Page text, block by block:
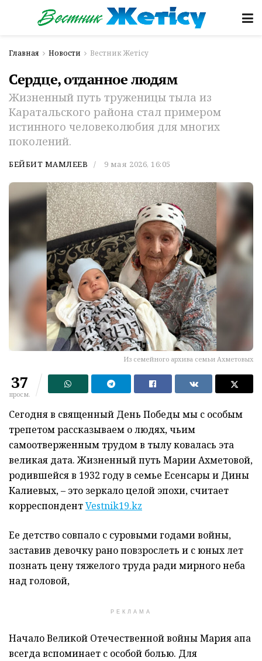
Главная Новости Вестник Жетісу
Сердце, отданное людям
Жизненный путь труженицы тыла из
Каратальского района стал примером
истинного человеколюбия для многих
поколений.
БЕЙБИТ МАМЛЕЕВ 9 мая 2026, 16:05
Из семейного архива семьи Ахметовых
37
просм.
Сегодня в священный День Победы мы с особым
трепетом рассказываем о людях, чьим
самоотверженным трудом в тылу ковалась эта
великая дата. Жизненный путь Марии Ахметовой,
родившейся в 1932 году в семье Есенсары и Дины
Калиевых, – это зеркало целой эпохи, считает
корреспондентVestnik19.kz
Ее детство совпало с суровыми годами войны,
заставив девочку рано повзрослеть и с юных лет
познать цену тяжелого труда ради мирного неба
над головой,
РЕКЛАМА
Начало Великой Отечественной войны Мария апа
всегда вспоминает с особой болью. Для